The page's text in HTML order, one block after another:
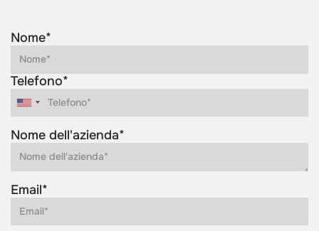
Nome*
Telefono*
Nome dell'azienda*
Email*